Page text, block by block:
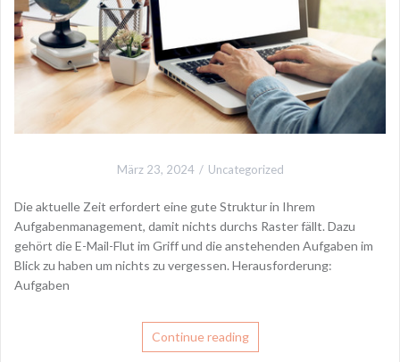
März 23, 2024 Uncategorized
Die aktuelle Zeit erfordert eine gute Struktur in Ihrem
Aufgabenmanagement, damit nichts durchs Raster fällt. Dazu
gehört die E-Mail-Flut im Griff und die anstehenden Aufgaben im
Blick zu haben um nichts zu vergessen. Herausforderung:
Aufgaben
Continue reading